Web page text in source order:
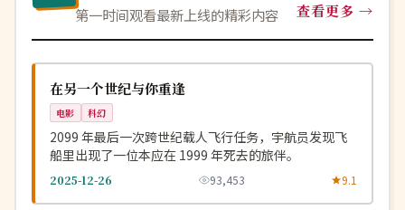
第一时间观看最新上线的精彩内容 查看更多
美国
在另一个世纪与你重逢
电影 科幻
2099 年最后一次跨世纪载人飞行任务，宇航员发现飞
船里出现了一位本应在 1999 年死去的旅伴。
2025-12-26 93,453 9.1